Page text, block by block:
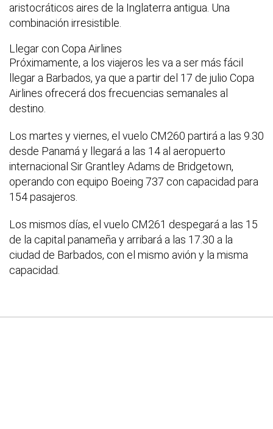
aristocráticos aires de la Inglaterra antigua. Una
combinación irresistible.
Llegar con Copa Airlines
Próximamente, a los viajeros les va a ser más fácil
llegar a Barbados, ya que a partir del 17 de julio Copa
Airlines ofrecerá dos frecuencias semanales al
destino.
Los martes y viernes, el vuelo CM260 partirá a las 9.30
desde Panamá y llegará a las 14 al aeropuerto
internacional Sir Grantley Adams de Bridgetown,
operando con equipo Boeing 737 con capacidad para
154 pasajeros.
Los mismos días, el vuelo CM261 despegará a las 15
de la capital panameña y arribará a las 17.30 a la
ciudad de Barbados, con el mismo avión y la misma
capacidad.